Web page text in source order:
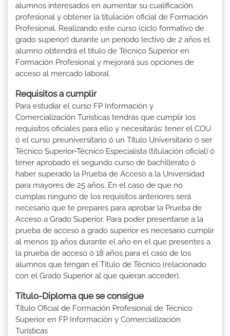
alumnos interesados en aumentar su cualificación
profesional y obtener la titulación oficial de Formación
Profesional. Realizando este curso (ciclo formativo de
grado superior) durante un período lectivo de 2 años el
alumno obtendrá el título de Técnico Superior en
Formación Profesional y mejorará sus opciones de
acceso al mercado laboral.
Requisitos a cumplir
Para estudiar el curso FP Información y
Comercialización Turísticas tendrás que cumplir los
requisitos oficiales para ello y necesitarás: tener el COU
ó el curso preuniversitario ó un Título Universitario ó ser
Técnico Superior-Técnico Especialista (titulación oficial) ó
tener aprobado el segundo curso de bachillerato ó
haber superado la Prueba de Acceso a la Universidad
para mayores de 25 años. En el caso de que no
cumplas ninguno de los requisitos anteriores será
necesario que te prepares para aprobar la Prueba de
Acceso a Grado Superior. Para poder presentarse a la
prueba de acceso a grado superior es necesario cumplir
al menos 19 años durante el año en el que presentes a
la prueba de acceso ó 18 años para el caso de los
alumnos que tengan el Título de Técnico (relacionado
con el Grado Superior al que quieran acceder).
Título-Diploma que se consigue
Título Oficial de Formación Profesional de Técnico
Superior en FP Información y Comercialización
Turísticas